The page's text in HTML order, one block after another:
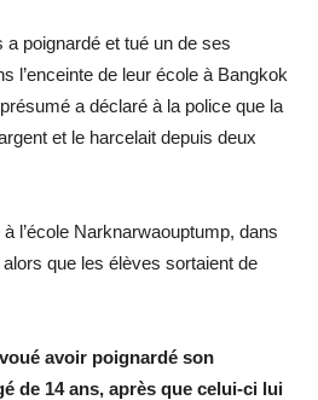
poignardé et tué un de ses
l’enceinte de leur école à Bangkok
a déclaré à la police que la
et le harcelait depuis deux
à l’école Narknarwaouptump, dans
que les élèves sortaient de
avoir poignardé son
de 14 ans, après que celui-ci lui